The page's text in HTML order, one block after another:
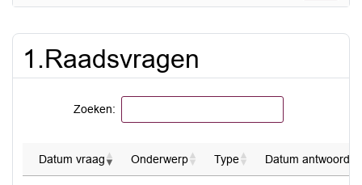
en
1.Raadsvragen
Zoeken:
Datum vraag Onderwerp Type Datum antwoord